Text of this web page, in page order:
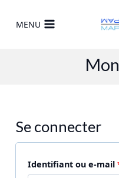
MENU
Se connecter
Identifiant ou e-mail